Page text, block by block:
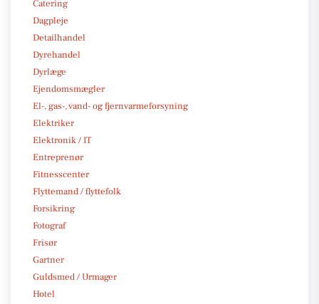
Catering
Dagpleje
Detailhandel
Dyrehandel
Dyrlæge
Ejendomsmægler
El-, gas-, vand- og fjernvarmeforsyning
Elektriker
Elektronik / IT
Entreprenør
Fitnesscenter
Flyttemand / flyttefolk
Forsikring
Fotograf
Frisør
Gartner
Guldsmed / Urmager
Hotel